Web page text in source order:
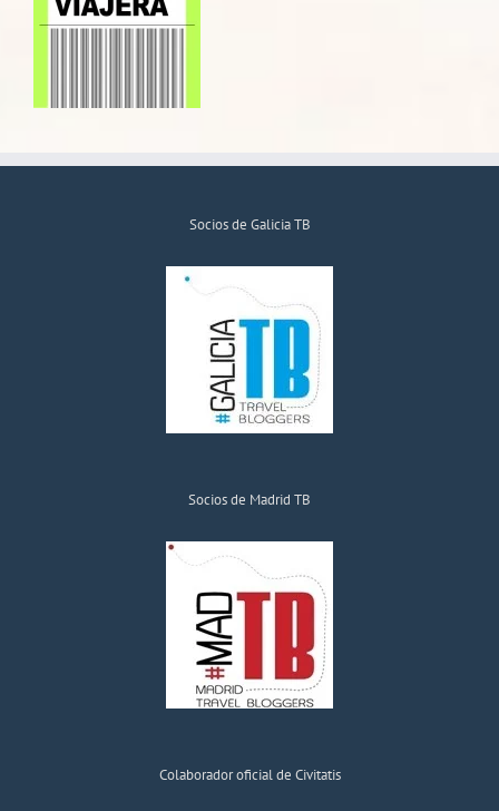
Socios de Galicia TB
Socios de Madrid TB
Colaborador oficial de Civitatis